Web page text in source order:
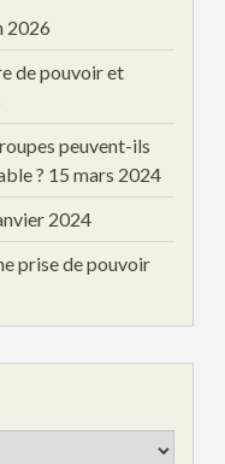
2026
de pouvoir et
peuvent-ils
? 15 mars 2024
2024
prise de pouvoir